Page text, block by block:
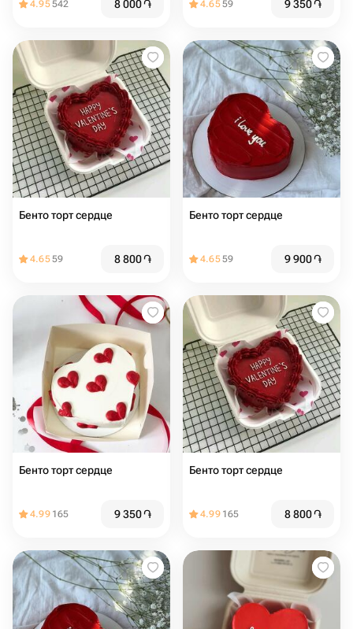
4.95542 8 000֏ 4.6559 9 350֏
Бенто торт сердце
4.6559 8 800֏
Бенто торт сердце
4.6559 9 900֏
Бенто торт сердце
4.99 165 9 350֏
Бенто торт сердце
4.99 165 8 800֏